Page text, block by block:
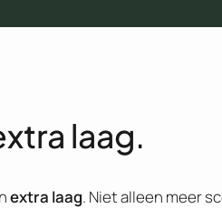
laag.
extra laag. Niet alleen meer